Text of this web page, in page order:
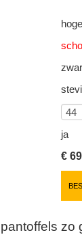
ja
€
zo